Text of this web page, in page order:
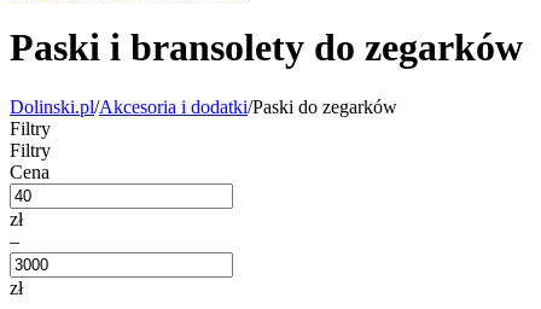
Paski i bransolety do zegarków
Dolinski.pl/Akcesoria i dodatki/Paski do zegarków
Filtry
Filtry
Cena
zł
–
zł